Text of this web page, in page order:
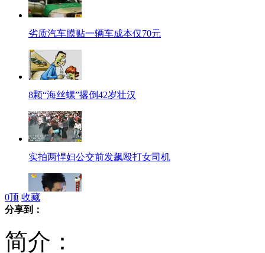
劣质汽车膜贴一辆车成本仅70元
8颗“海丝螺”撂倒42岁壮汉
实拍两悍妇公交前发飙殴打女司机
0顶 收藏
分享到：
简介：